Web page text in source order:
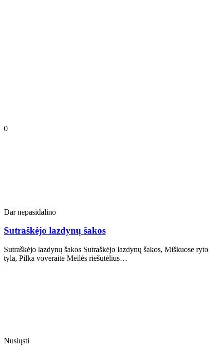
0
Dar nepasidalino
Sutraškėjo lazdynų šakos
Sutraškėjo lazdynų šakos Sutraškėjo lazdynų šakos, Miškuose ryto
tyla, Pilka voveraitė Meilės riešutėlius…
Nusiųsti